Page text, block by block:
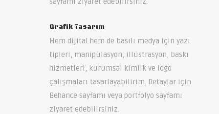
Grafik Tasarım
Hem dijital hem de basılı medya için yazı
tipleri, manipülasyon, illüstrasyon, baskı
hizmetleri, kurumsal kimlik ve logo
çalışmaları tasarlayabilirim. Detaylar için
Behance sayfamı veya portfolyo sayfamı
ziyaret edebilirsiniz.